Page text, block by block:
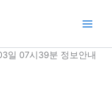
일 07시39분 정보안내